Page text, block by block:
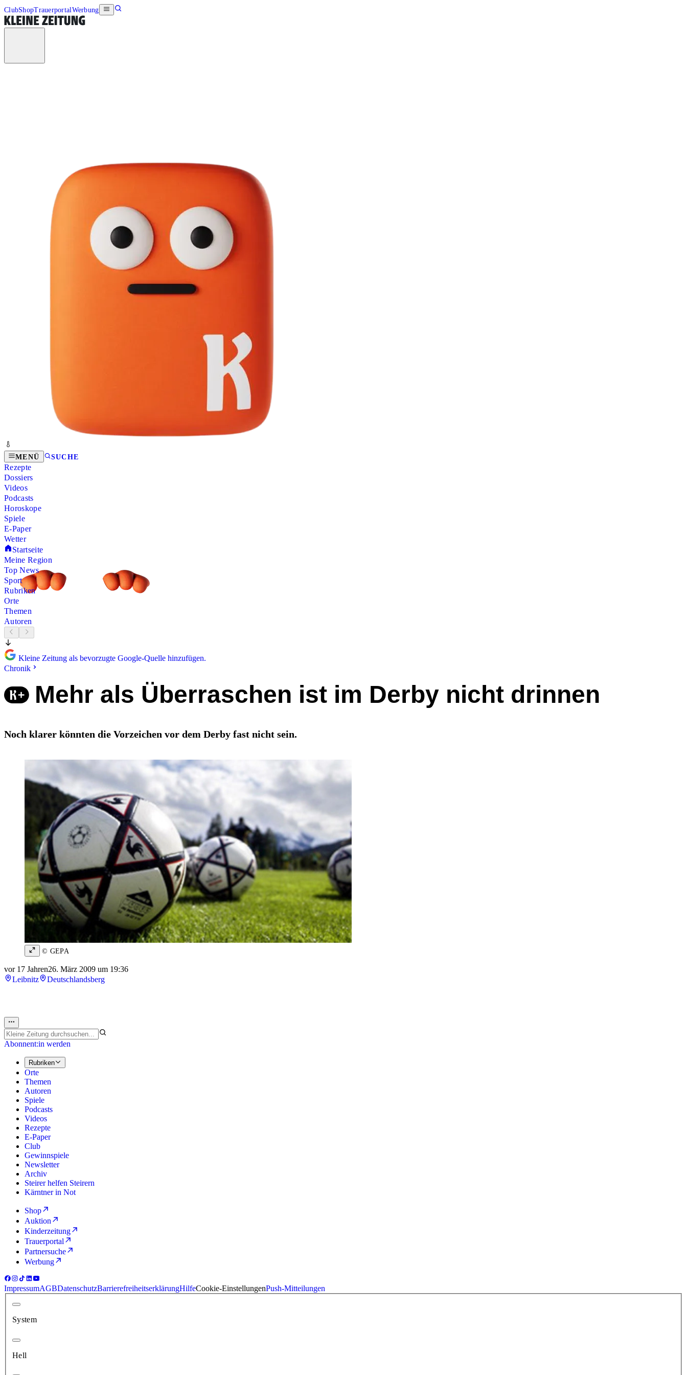
ClubShopTrauerportalWerbung
MENÜ SUCHE
Rezepte
Dossiers
Videos
Podcasts
Horoskope
Spiele
E-Paper
Wetter
Startseite
Meine Region
Top News
Sport
Rubriken
Orte
Themen
Autoren
Kleine Zeitung als bevorzugte Google-Quelle hinzufügen.
Chronik
Mehr als Überraschen ist im Derby nicht drinnen
Noch klarer könnten die Vorzeichen vor dem Derby fast nicht sein.
© GEPA
vor 17 Jahren26. März 2009 um 19:36
Leibnitz
Deutschlandsberg
Abonnent:in werden
Rubriken
Orte
Themen
Autoren
Spiele
Podcasts
Videos
Rezepte
E-Paper
Club
Gewinnspiele
Newsletter
Archiv
Steirer helfen Steirern
Kärntner in Not
Shop
Auktion
Kinderzeitung
Trauerportal
Partnersuche
Werbung
ImpressumAGBDatenschutzBarrierefreiheitserklärungHilfeCookie-EinstellungenPush-Mitteilungen
System
Hell